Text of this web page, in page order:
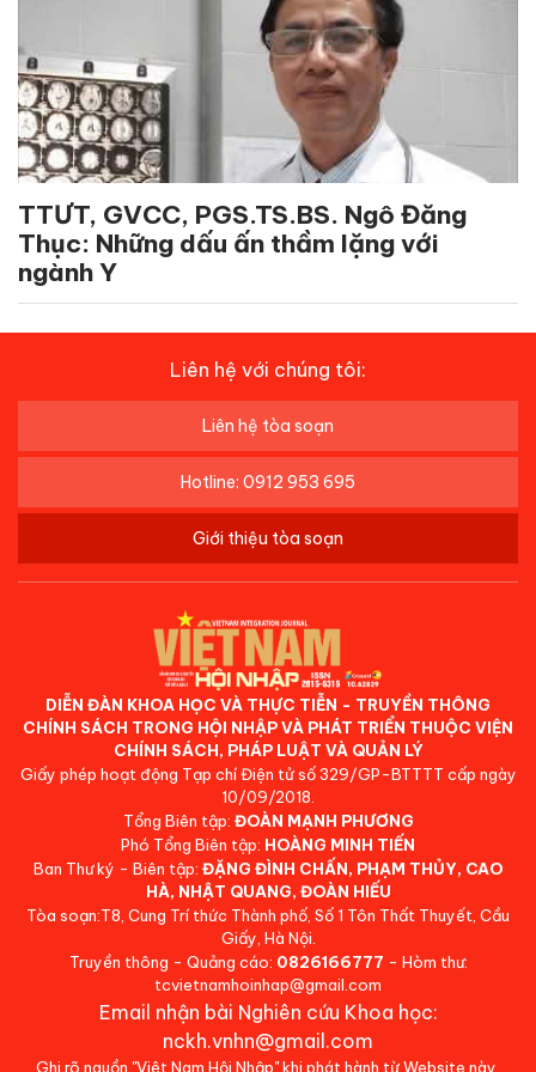
TTƯT, GVCC, PGS.TS.BS. Ngô Đăng
Thục: Những dấu ấn thầm lặng với
ngành Y
Liên hệ với chúng tôi:
Liên hệ tòa soạn
Hotline: 0912 953 695
Giới thiệu tòa soạn
DIỄN ĐÀN KHOA HỌC VÀ THỰC TIỄN - TRUYỀN THÔNG
CHÍNH SÁCH TRONG HỘI NHẬP VÀ PHÁT TRIỂN THUỘC VIỆN
CHÍNH SÁCH, PHÁP LUẬT VÀ QUẢN LÝ
Giấy phép hoạt động Tạp chí Điện tử số 329/GP-BTTTT cấp ngày
10/09/2018.
Tổng Biên tập: ĐOÀN MẠNH PHƯƠNG
Phó Tổng Biên tập: HOÀNG MINH TIẾN
Ban Thư ký - Biên tập: ĐẶNG ĐÌNH CHẤN, PHẠM THỦY, CAO
HÀ, NHẬT QUANG, ĐOÀN HIẾU
Tòa soạn:T8, Cung Trí thức Thành phố, Số 1 Tôn Thất Thuyết, Cầu
Giấy, Hà Nội.
Truyền thông - Quảng cáo: 0826166777 - Hòm thư:
tcvietnamhoinhap@gmail.com
Email nhận bài Nghiên cứu Khoa học:
nckh.vnhn@gmail.com
Ghi rõ nguồn "Việt Nam Hội Nhập" khi phát hành từ Website này.